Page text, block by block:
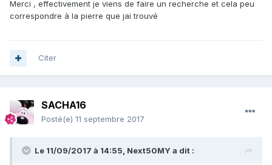
Merci , effectivement je viens de faire un recherche et cela peu
correspondre à la pierre que jai trouvé
Citer
SACHA16
Posté(e) 11 septembre 2017
Le 11/09/2017 à 14:55, Next50MY a dit :